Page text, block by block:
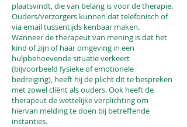
plaatsvindt, die van belang is voor de therapie.
Ouders/verzorgers kunnen dat telefonisch of
via email tussentijds kenbaar maken.
Wanneer de therapeut van mening is dat het
kind of zijn of haar omgeving in een
hulpbehoevende situatie verkeert
(bijvoorbeeld fysieke of emotionele
bedreiging), heeft hij de plicht dit te bespreken
met zowel cliënt als ouders. Ook heeft de
therapeut de wettelijke verplichting om
hiervan melding te doen bij betreffende
instanties.